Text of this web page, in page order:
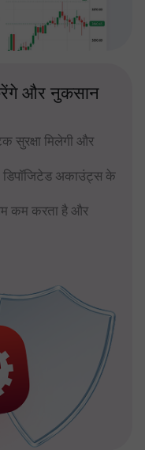
और नुकसान
मिलेगी और
अकाउंट्स के
कम करता है और